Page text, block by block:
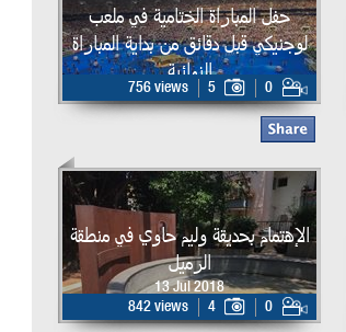
حفل المباراة الختامية في ملعب
لوجنيكي قبل دقائق من بداية المباراة
النهائية
15 Jul 2018
756 views 5 0
الإهتمام بحديقة وليم حاوي في منطقة
الرميل
13 Jul 2018
842 views
4 0